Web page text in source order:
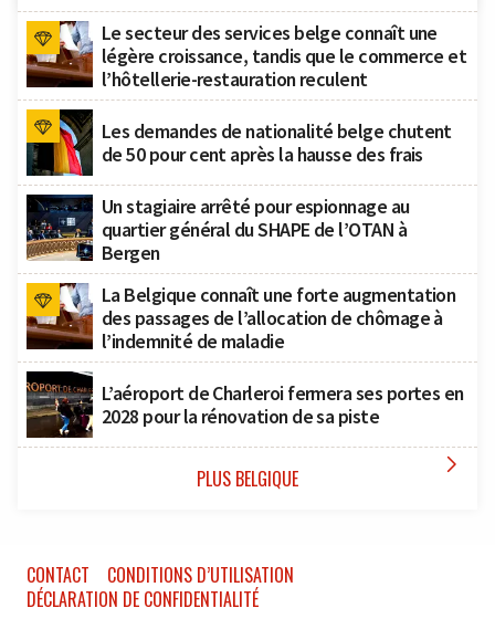
Le secteur des services belge connaît une
légère croissance, tandis que le commerce et
l’hôtellerie-restauration reculent
Les demandes de nationalité belge chutent
de 50 pour cent après la hausse des frais
Un stagiaire arrêté pour espionnage au
quartier général du SHAPE de l’OTAN à
Bergen
La Belgique connaît une forte augmentation
des passages de l’allocation de chômage à
l’indemnité de maladie
L’aéroport de Charleroi fermera ses portes en
2028 pour la rénovation de sa piste
PLUS BELGIQUE 
CONTACT
CONDITIONS D’UTILISATION
DÉCLARATION DE CONFIDENTIALITÉ